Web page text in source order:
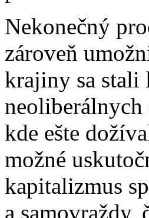
Nekonečný
zároveň
krajiny sa stali
neoliberálnych
kde ešte
možné
kapitalizmus
a samovraždy,